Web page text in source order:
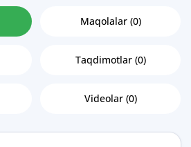
Maqolalar (0)
Taqdimotlar (0)
Videolar (0)